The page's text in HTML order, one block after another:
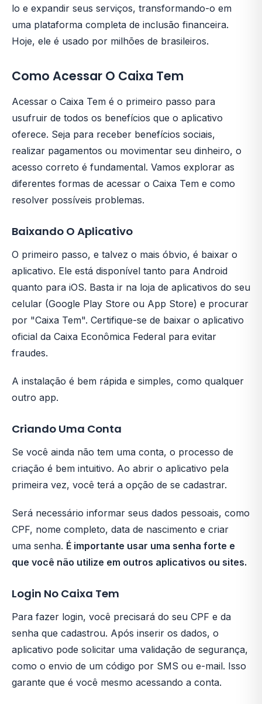
lo e expandir seus serviços, transformando-o em
uma plataforma completa de inclusão financeira.
Hoje, ele é usado por milhões de brasileiros.
Como Acessar O Caixa Tem
Acessar o Caixa Tem é o primeiro passo para
usufruir de todos os benefícios que o aplicativo
oferece. Seja para receber benefícios sociais,
realizar pagamentos ou movimentar seu dinheiro, o
acesso correto é fundamental. Vamos explorar as
diferentes formas de acessar o Caixa Tem e como
resolver possíveis problemas.
Baixando O Aplicativo
O primeiro passo, e talvez o mais óbvio, é baixar o
aplicativo. Ele está disponível tanto para Android
quanto para iOS. Basta ir na loja de aplicativos do seu
celular (Google Play Store ou App Store) e procurar
por "Caixa Tem". Certifique-se de baixar o aplicativo
oficial da Caixa Econômica Federal para evitar
fraudes.
A instalação é bem rápida e simples, como qualquer
outro app.
Criando Uma Conta
Se você ainda não tem uma conta, o processo de
criação é bem intuitivo. Ao abrir o aplicativo pela
primeira vez, você terá a opção de se cadastrar.
Será necessário informar seus dados pessoais, como
CPF, nome completo, data de nascimento e criar
uma senha. É importante usar uma senha forte e
que você não utilize em outros aplicativos ou sites.
Login No Caixa Tem
Para fazer login, você precisará do seu CPF e da
senha que cadastrou. Após inserir os dados, o
aplicativo pode solicitar uma validação de segurança,
como o envio de um código por SMS ou e-mail. Isso
garante que é você mesmo acessando a conta.